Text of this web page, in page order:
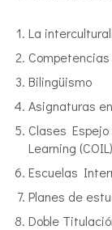
La
Bilingüismo
Asignaturas
Clases
Learning (COIL)
Escuelas
Planes de
Doble